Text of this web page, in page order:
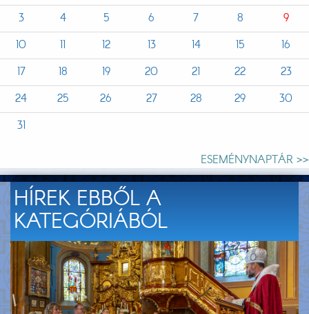
3
4 5 6 7 8
9
10
11 12 13 14 15
16
17
18 19 20 21 22
23
24
25 26 27 28 29
30
31
ESEMÉNYNAPTÁR >>
HÍREK EBBŐL A
KATEGÓRIÁBÓL